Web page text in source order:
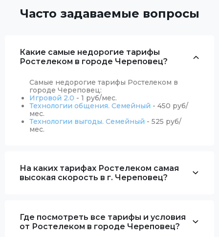
Часто задаваемые вопросы
Какие самые недорогие тарифы
Ростелеком в городе Череповец?
Самые недорогие тарифы Ростелеком в
городе Череповец:
Игровой 2.0 - 1 руб/мес.
Технологии общения. Семейный - 450 руб/
мес.
Технологии выгоды. Семейный - 525 руб/
мес.
На каких тарифах Ростелеком самая
высокая скорость в г. Череповец?
Где посмотреть все тарифы и условия
от Ростелеком в городе Череповец?